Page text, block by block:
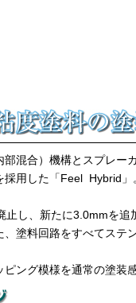
混合）機構とスプレー
用した「Feel Hybrid」
止し、新たに3.0mmを追
塗料回路をすべてステ
ング模様を通常の塗装